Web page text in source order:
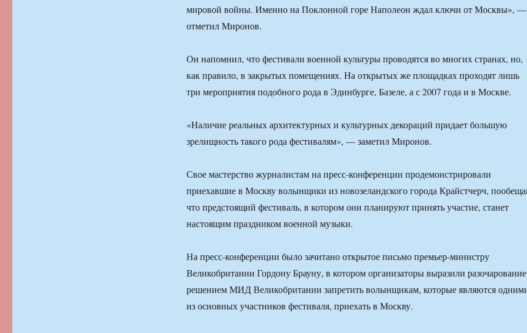
мировой войны. Именно на Поклонной горе Наполеон ждал ключи от Москвы», —
отметил Миронов.
Он напомнил, что фестивали военной культуры проводятся во многих странах, но,
как правило, в закрытых помещениях. На открытых же площадках проходят лишь
три мероприятия подобного рода в Эдинбурге, Базеле, а с 2007 года и в Москве.
«Наличие реальных архитектурных и культурных декораций придает большую
зрелищность такого рода фестивалям», — заметил Миронов.
Свое мастерство журналистам на пресс-конференции продемонстрировали
приехавшие в Москву волынщики из новозеландского города Крайстчерч,
что предстоящий фестиваль, в котором они планируют принять участие, станет
настоящим праздником военной музыки.
На пресс-конференции было зачитано открытое письмо премьер-министру
Великобритании Гордону Брауну, в котором организаторы выразили разочарование
решением МИД Великобритании запретить волынщикам, которые являются
из основных участников фестиваля, приехать в Москву.